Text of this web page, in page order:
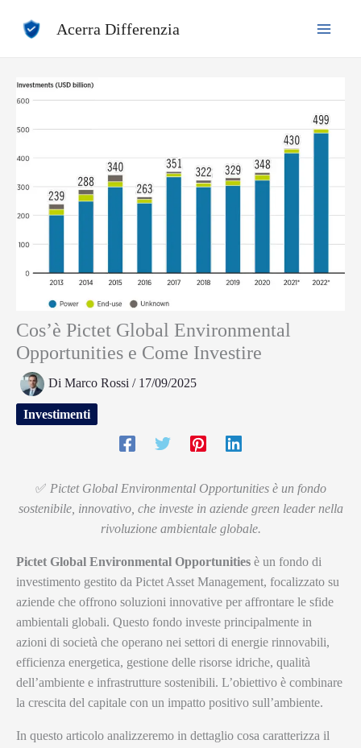
Acerra Differenzia
Cos’è Pictet Global Environmental
Opportunities e Come Investire
Di Marco Rossi / 17/09/2025
Investimenti
✅ Pictet Global Environmental Opportunities è un fondo
sostenibile, innovativo, che investe in aziende green leader nella
rivoluzione ambientale globale.
Pictet Global Environmental Opportunities è un fondo di
investimento gestito da Pictet Asset Management, focalizzato su
aziende che offrono soluzioni innovative per affrontare le sfide
ambientali globali. Questo fondo investe principalmente in
azioni di società che operano nei settori di energie rinnovabili,
efficienza energetica, gestione delle risorse idriche, qualità
dell’ambiente e infrastrutture sostenibili. L’obiettivo è combinare
la crescita del capitale con un impatto positivo sull’ambiente.
In questo articolo analizzeremo in dettaglio cosa caratterizza il